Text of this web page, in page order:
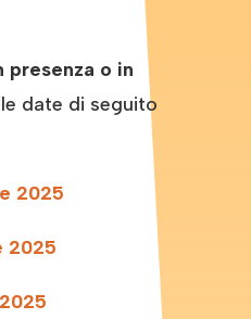
presenza o in
date di seguito
2025
2025